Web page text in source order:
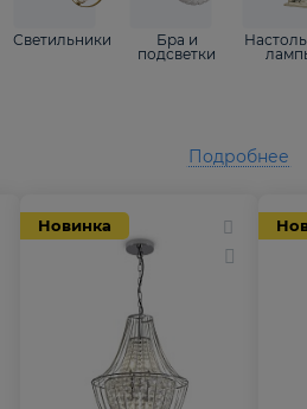
Светильники
Бра и
подсветки
Новинка
Подробнее